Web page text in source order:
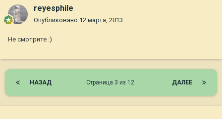
reyesphile
Опубликовано 12 марта, 2013
Не смотрите :)
НАЗАД ДАЛЕЕ
Страница 3 из 12